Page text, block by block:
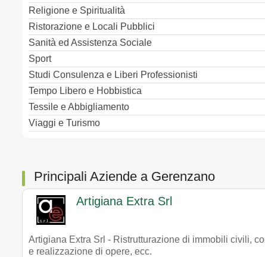
Religione e Spiritualità
Ristorazione e Locali Pubblici
Sanità ed Assistenza Sociale
Sport
Studi Consulenza e Liberi Professionisti
Tempo Libero e Hobbistica
Tessile e Abbigliamento
Viaggi e Turismo
Principali Aziende a Gerenzano
Artigiana Extra Srl
Artigiana Extra Srl - Ristrutturazione di immobili civili,
e realizzazione di opere, ecc.